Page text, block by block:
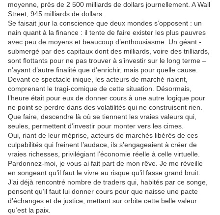
moyenne, près de 2 500 milliards de dollars journellement. A Wall
Street, 945 milliards de dollars.
Se faisait jour la conscience que deux mondes s’opposent : un
nain quant à la finance : il tente de faire exister les plus pauvres
avec peu de moyens et beaucoup d’enthousiasme. Un géant -
submergé par des capitaux dont des milliards, voire des trilliards,
sont flottants pour ne pas trouver à s’investir sur le long terme –
n’ayant d’autre finalité que d’enrichir, mais pour quelle cause.
Devant ce spectacle inique, les acteurs de marché riaient,
comprenant le tragi-comique de cette situation. Désormais,
l’heure était pour eux de donner cours à une autre logique pour
ne point se perdre dans des volatilités qui ne construisent rien.
Que faire, descendre là où se tiennent les vraies valeurs qui,
seules, permettent d’investir pour monter vers les cimes.
Oui, riant de leur méprise, acteurs de marchés libérés de ces
culpabilités qui freinent l’audace, ils s’engageaient à créer de
vraies richesses, privilégiant l’économie réelle à celle virtuelle.
Pardonnez-moi, je vous ai fait part de mon rêve. Je me réveille
en songeant qu’il faut le vivre au risque qu’il fasse grand bruit.
J’ai déjà rencontré nombre de traders qui, habités par ce songe,
pensent qu’il faut lui donner cours pour que naisse une pacte
d’échanges et de justice, mettant sur orbite cette belle valeur
qu’est la paix.